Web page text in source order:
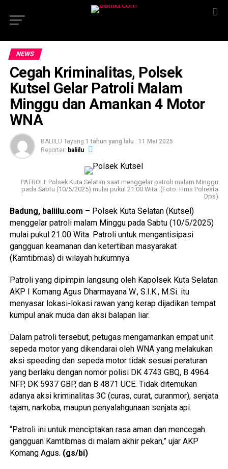
NEWS
Cegah Kriminalitas, Polsek
Kutsel Gelar Patroli Malam
Minggu dan Amankan 4 Motor
WNA
BALIILU Tayang 1 tahun yang lalu : 11 Mei 2025
Reporter: baliilu
PATROLI: Polsek Kuta Selatan saat menggelar patroli malam Minggu
pada Sabtu (10/5/2025) mulai pukul 21.00 Wita. (Foto: Hms Polresta
Dps)
Badung, baliilu.com – Polsek Kuta Selatan (Kutsel)
menggelar patroli malam Minggu pada Sabtu (10/5/2025)
mulai pukul 21.00 Wita. Patroli untuk mengantisipasi
gangguan keamanan dan ketertiban masyarakat
(Kamtibmas) di wilayah hukumnya.
Patroli yang dipimpin langsung oleh Kapolsek Kuta Selatan
AKP I Komang Agus Dharmayana W., S.I.K., M.Si. itu
menyasar lokasi-lokasi rawan yang kerap dijadikan tempat
kumpul anak muda dan aksi balapan liar.
Dalam patroli tersebut, petugas mengamankan empat unit
sepeda motor yang dikendarai oleh WNA yang melakukan
aksi speeding dan sepeda motor tidak sesuai peraturan
yang berlaku dengan nomor polisi DK 4743 GBQ, B 4964
NFP, DK 5937 GBP, dan B 4871 UCE. Tidak ditemukan
adanya aksi kriminalitas 3C (curas, curat, curanmor), senjata
tajam, narkoba, maupun penyalahgunaan senjata api.
“Patroli ini untuk menciptakan rasa aman dan mencegah
gangguan Kamtibmas di malam akhir pekan,” ujar AKP
Komang Agus. (gs/bi)